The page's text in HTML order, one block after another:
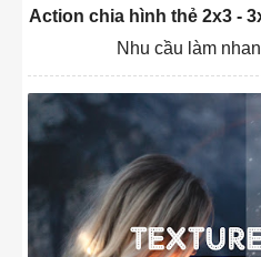
Action chia hình thẻ 2x3 -
Nhu cầu làm